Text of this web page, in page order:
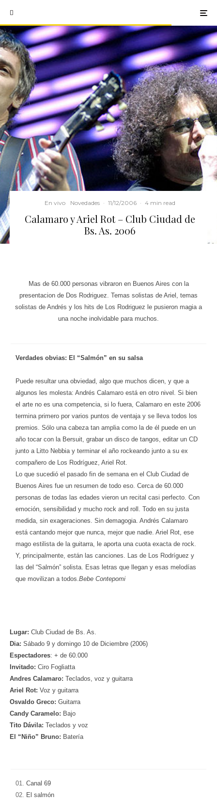
En vivo Novedades · 11/12/2006 · 4 min read
Calamaro y Ariel Rot – Club Ciudad de
Bs. As. 2006
Mas de 60.000 personas vibraron en Buenos Aires con la
presentacion de Dos Rodriguez. Temas solistas de Ariel, temas
solistas de Andrés y los hits de Los Rodriguez le pusieron magia a
una noche inolvidable para muchos.
Verdades obvias: El “Salmón” en su salsa
Puede resultar una obviedad, algo que muchos dicen, y que a
algunos les molesta: Andrés Calamaro está en otro nivel. Si bien
el arte no es una competencia, si lo fuera, Calamaro en este 2006
termina primero por varios puntos de ventaja y se lleva todos los
premios. Sólo una cabeza tan amplia como la de él puede en un
año tocar con la Bersuit, grabar un disco de tangos, editar un CD
junto a Litto Nebbia y terminar el año rockeando junto a su ex
compañero de Los Rodríguez, Ariel Rot.
Lo que sucedió el pasado fin de semana en el Club Ciudad de
Buenos Aires fue un resumen de todo eso. Cerca de 60.000
personas de todas las edades vieron un recital casi perfecto. Con
emoción, sensibilidad y mucho rock and roll. Todo en su justa
medida, sin exageraciones. Sin demagogia. Andrés Calamaro
está cantando mejor que nunca, mejor que nadie. Ariel Rot, ese
mago estilista de la guitarra, le aporta una cuota exacta de rock.
Y, principalmente, están las canciones. Las de Los Rodríguez y
las del “Salmón” solista. Esas letras que llegan y esas melodías
que movilizan a todos.Bebe Contepomi
Lugar: Club Ciudad de Bs. As.
Dia: Sábado 9 y domingo 10 de Diciembre (2006)
Espectadores: + de 60.000
Invitado: Ciro Fogliatta
Andres Calamaro: Teclados, voz y guitarra
Ariel Rot: Voz y guitarra
Osvaldo Greco: Guitarra
Candy Caramelo: Bajo
Tito Dávila: Teclados y voz
El “Niño” Bruno: Batería
01. Canal 69
02. El salmón